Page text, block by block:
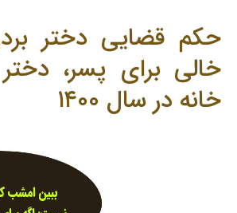
حکم قضایی دختر
خالی برای پسر،
خانه در سال ۱۴۰۰